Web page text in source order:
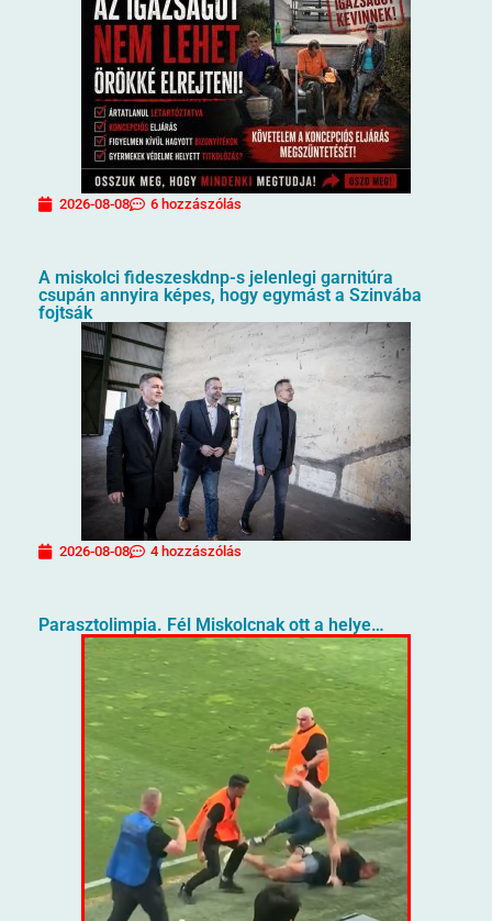
2026-08-08 6 hozzászólás
A miskolci fideszeskdnp-s jelenlegi garnitúra
csupán annyira képes, hogy egymást a Szinvába
fojtsák
2026-08-08 4 hozzászólás
Parasztolimpia. Fél Miskolcnak ott a helye…